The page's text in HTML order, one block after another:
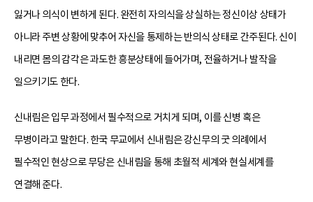
잃거나 의식이 변하게 된다. 완전히 자의식을 상실하는 정신이상 상태가
아니라 주변 상황에 맞추어 자신을 통제하는 반의식 상태로 간주된다. 신이
내리면 몸의 감각은 과도한 흥분상태에 들어가며, 전율하거나 발작을
일으키기도 한다.
신내림은 입무 과정에서 필수적으로 거치게 되며, 이를 신병 혹은
무병이라고 말한다. 한국 무교에서 신내림은 강신무의 굿 의례에서
필수적인 현상으로 무당은 신내림을 통해 초월적 세계와 현실세계를
연결해 준다.